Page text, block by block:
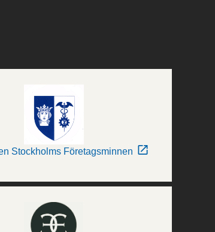
Stockholms Företagsminnen